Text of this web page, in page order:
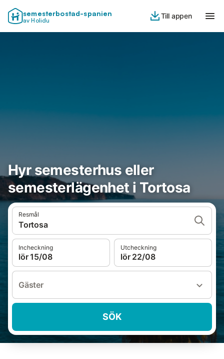
semesterbostad-spanien
av Holidu
Till appen
Hyr semesterhus eller
semesterlägenhet i Tortosa
Resmål
Tortosa
Incheckning
lör 15/08
Utcheckning
lör 22/08
Gäster
SÖK